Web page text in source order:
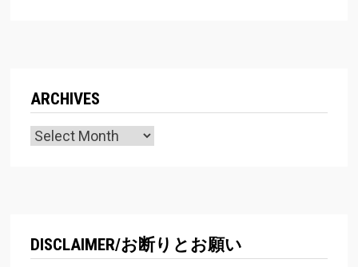
ARCHIVES
Archives
DISCLAIMER/お断りとお願い